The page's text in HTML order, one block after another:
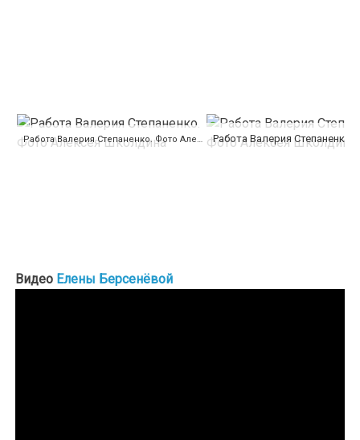
Работа Валерия Степаненко. Фото Алексея Школдина
Видео Елены Берсенёвой